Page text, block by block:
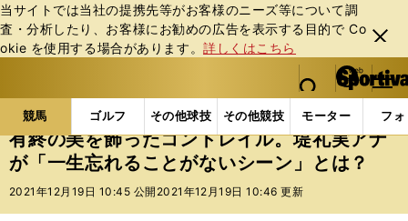
当サイトでは当社の提携先等がお客様のニーズ等について調
査・分析したり、お客様にお勧めの広告を表⽰する⽬的で Co
okie を使⽤する場合があります。詳しくはこちら
閉じ
る
web Sportiva (webスポルティーバ)
検索
マイペ
ー
ジ
メニュ
競馬 ゴルフ その他球技 その他競技 モーター フ
b
ス
ポ
ル
競馬の記事一覧 競馬 有終の美を飾ったコントレイ
有終の美を飾ったコントレイル。堤礼実アナ
が「一生忘れることがないシーン」とは？
2021年12月19日 10:45 公開 2021年12月19日 10:46 更新